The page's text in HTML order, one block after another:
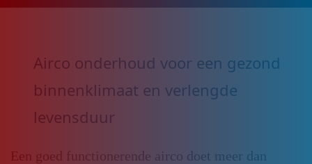
Airco onderhoud voor een gezond
binnenklimaat en verlengde
levensduur
Een goed functionerende airco doet meer dan